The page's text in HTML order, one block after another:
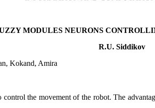
MODULES NEURONS
R.U. Siddikov
Kokand, Amira
the movement of the robot. The